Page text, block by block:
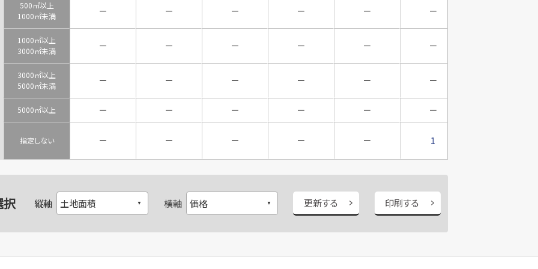
500㎡以上
1000㎡未満
－ － － － － －
1000㎡以上
3000㎡未満
－ － － － － －
3000㎡以上
5000㎡未満
－ － － － － －
5000㎡以上 － － － － － －
指定しない － － － － － 1
択 縦軸 横軸 更新する 印刷する